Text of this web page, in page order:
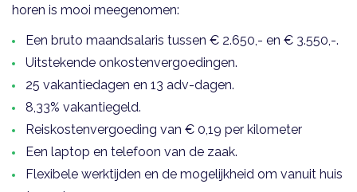
horen is mooi meegenomen:
Een bruto maandsalaris tussen € 2.650,- en € 3.550,-.
Uitstekende onkostenvergoedingen.
25 vakantiedagen en 13 adv-dagen.
8,33% vakantiegeld.
Reiskostenvergoeding van € 0,19 per kilometer
Een laptop en telefoon van de zaak.
Flexibele werktijden en de mogelijkheid om vanuit huis